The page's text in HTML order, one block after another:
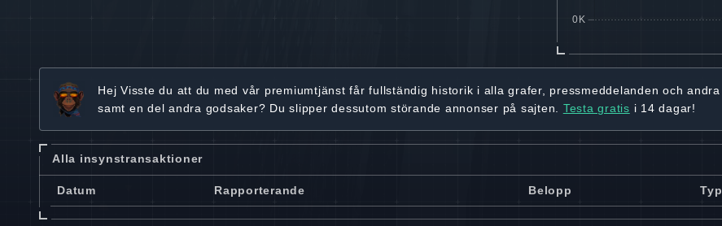
Hej Visste du att du med vår premiumtjänst fårfullständig historik i alla grafer, pressmeddelanden och andra
samt en del andra godsaker? Du slipper dessutom störande annonser på sajten. Testa gratis i 14 dagar!
Alla insynstransaktioner
Datum Rapporterande Belopp Typ